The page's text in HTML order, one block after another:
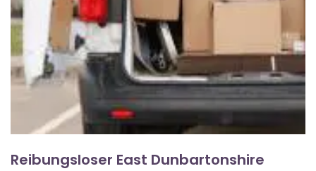
Reibungsloser East Dunbartonshire